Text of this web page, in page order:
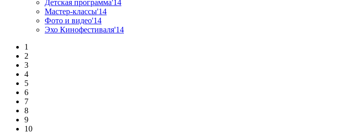
Детская программа'14
Мастер-классы'14
Фото и видео'14
Эхо Кинофестиваля'14
1
2
3
4
5
6
7
8
9
10